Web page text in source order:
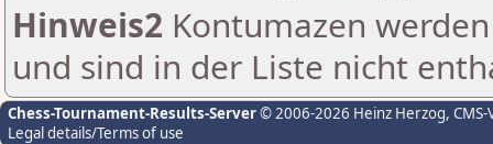
Hinweis2 Kontumazen
und sind in der Liste nicht
Chess-Tournament-Results-Server© 2006-2026 Heinz Herzog,
Legal details/Terms of use